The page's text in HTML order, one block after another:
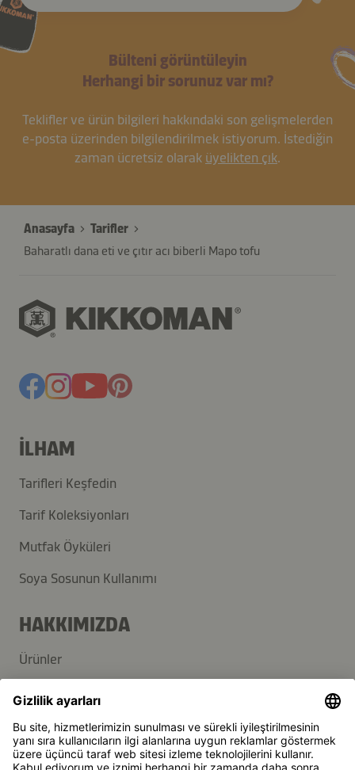
Bülteni görüntüleyin
Herhangi bir sorunuz var mı?
Teklifler ve ürün bilgileri hakkındaki son gelişmelerden
e-posta üzerinden bilgilendirilmek istiyorum. İstediğin
zaman ücretsiz olarak üyelikten çık.
Anasayfa
Tarifler
Baharatlı dana eti ve çıtır acı biberli Mapo tofu
İLHAM
Tarifleri Keşfedin
Tarif Koleksiyonları
Mutfak Öyküleri
Soya Sosunun Kullanımı
HAKKIMIZDA
Ürünler
Kikkoman Grup
Sürdürülebilirlik